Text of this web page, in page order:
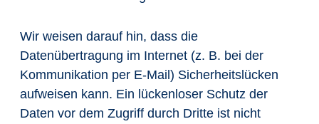
Wir weisen darauf hin, dass die
Datenübertragung im Internet (z. B. bei der
Kommunikation per E-Mail) Sicherheitslücken
aufweisen kann. Ein lückenloser Schutz der
Daten vor dem Zugriff durch Dritte ist nicht